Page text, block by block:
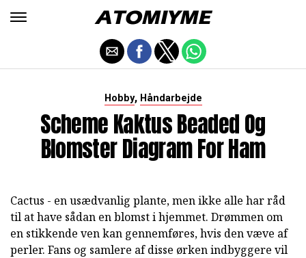
Hobby, Håndarbejde
Scheme Kaktus Beaded Og
Blomster Diagram For Ham
Cactus - en usædvanlig plante, men ikke alle har råd
til at have sådan en blomst i hjemmet. Drømmen om
en stikkende ven kan gennemføres, hvis den væve af
perler. Fans og samlere af disse ørken indbyggere vil